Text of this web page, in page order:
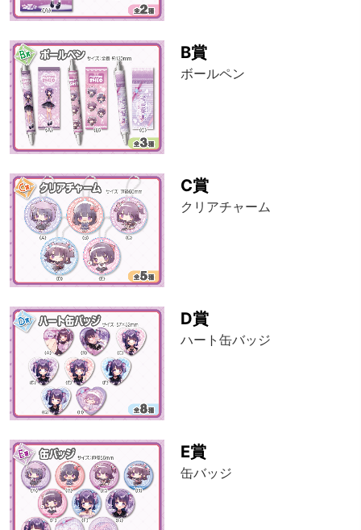
B賞
ボールペン
C賞
クリアチャーム
D賞
ハート缶バッジ
E賞
缶バッジ